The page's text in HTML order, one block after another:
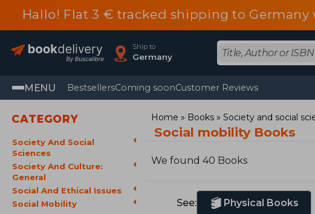
Hallo! Flat 3 € tracked shipping to
Ship to
Germany
MENU BestsellersComing soonCustomer Reviews
CATEGORY
Society And Social
Sciences
Society And Culture:
General
Social And Ethical Issues
Social Mobility
Home Books Society and social
Social mobility Books
We found 40 Books
See: Physical Books